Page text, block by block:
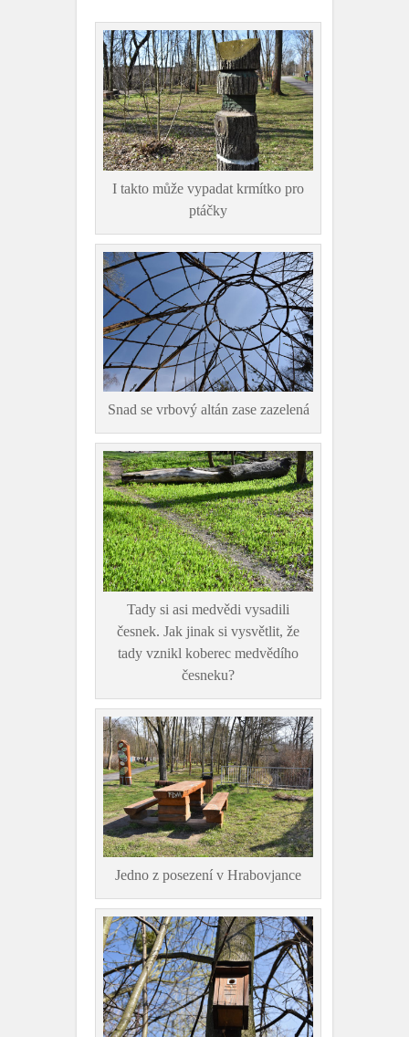
I takto může vypadat krmítko pro
ptáčky
Snad se vrbový altán zase zazelená
Tady si asi medvědi vysadili
česnek. Jak jinak si vysvětlit, že
tady vznikl koberec medvědího
česneku?
Jedno z posezení v Hrabovjance